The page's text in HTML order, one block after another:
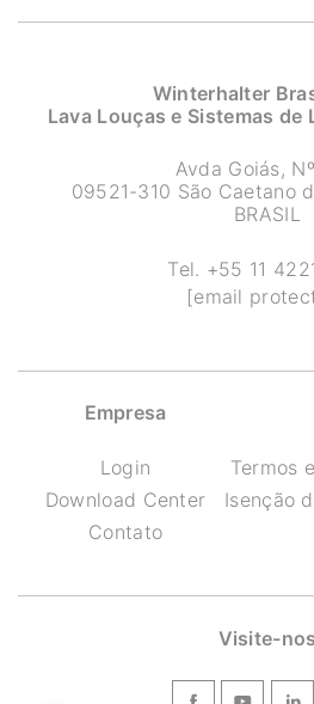
Winterhalter
Lava Louças e Sistemas de
Avda Goiás,
09521-310 São Caetano
BRASIL
Tel. +55 11
[email
Empresa
Login
Download Center
Contato
Termos
Isenção
Visite-nos